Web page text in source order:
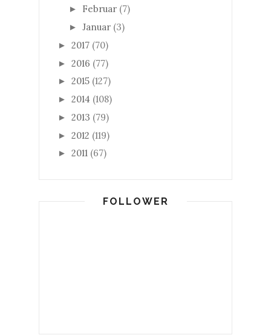
► Februar (7)
► Januar (3)
► 2017 (70)
► 2016 (77)
► 2015 (127)
► 2014 (108)
► 2013 (79)
► 2012 (119)
► 2011 (67)
FOLLOWER